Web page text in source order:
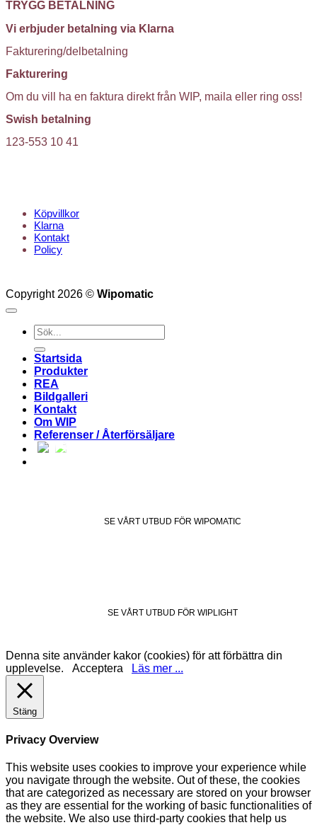
TRYGG BETALNING
Vi erbjuder betalning via Klarna
Fakturering/delbetalning
Fakturering
Om du vill ha en faktura direkt från WIP, maila eller ring oss!
Swish betalning
123-553 10 41
Köpvillkor
Klarna
Kontakt
Policy
Copyright 2026 © Wipomatic
Sök
efter:
Startsida
Produkter
REA
Bildgalleri
Kontakt
Om WIP
Referenser / Återförsäljare
SE VÅRT UTBUD FÖR WIPOMATIC
SE VÅRT UTBUD FÖR WIPLIGHT
Denna site använder kakor (cookies) för att förbättra din
upplevelse. Acceptera Läs mer ...
Stäng
Privacy Overview
This website uses cookies to improve your experience while
you navigate through the website. Out of these, the cookies
that are categorized as necessary are stored on your browser
as they are essential for the working of basic functionalities of
the website. We also use third-party cookies that help us